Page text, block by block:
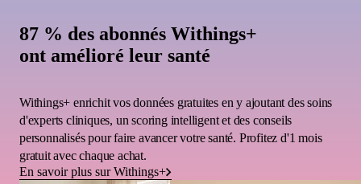
87 % des abonnés Withings+
ont amélioré leur santé
Withings+ enrichit vos données gratuites en y ajoutant des soins
d'experts cliniques, un scoring intelligent et des conseils
personnalisés pour faire avancer votre santé. Profitez d'1 mois
gratuit avec chaque achat.
En savoir plus sur Withings+